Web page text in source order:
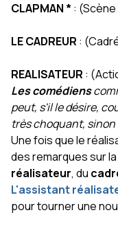
CLAPMAN *: (Scène
LE CADREUR :
REALISATEUR :
Les comédiens
peut, s'il le désire,
très choquant,
Une fois que le
des remarques sur
réalisateur, du
L'assistant
pour tourner une